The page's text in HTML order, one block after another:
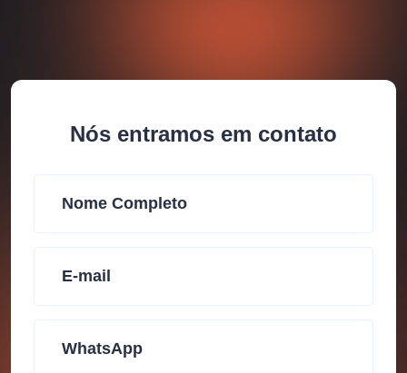
Nós entramos em contato